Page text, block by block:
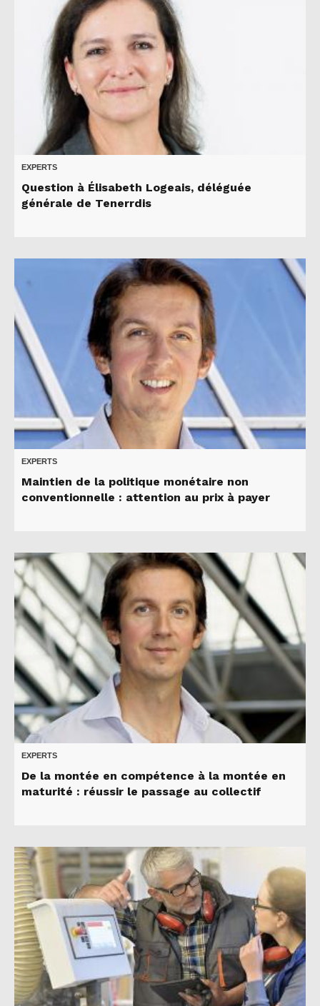
EXPERTS
Question à Élisabeth Logeais, déléguée
générale de Tenerrdis
EXPERTS
Maintien de la politique monétaire non
conventionnelle : attention au prix à payer
EXPERTS
De la montée en compétence à la montée en
maturité : réussir le passage au collectif